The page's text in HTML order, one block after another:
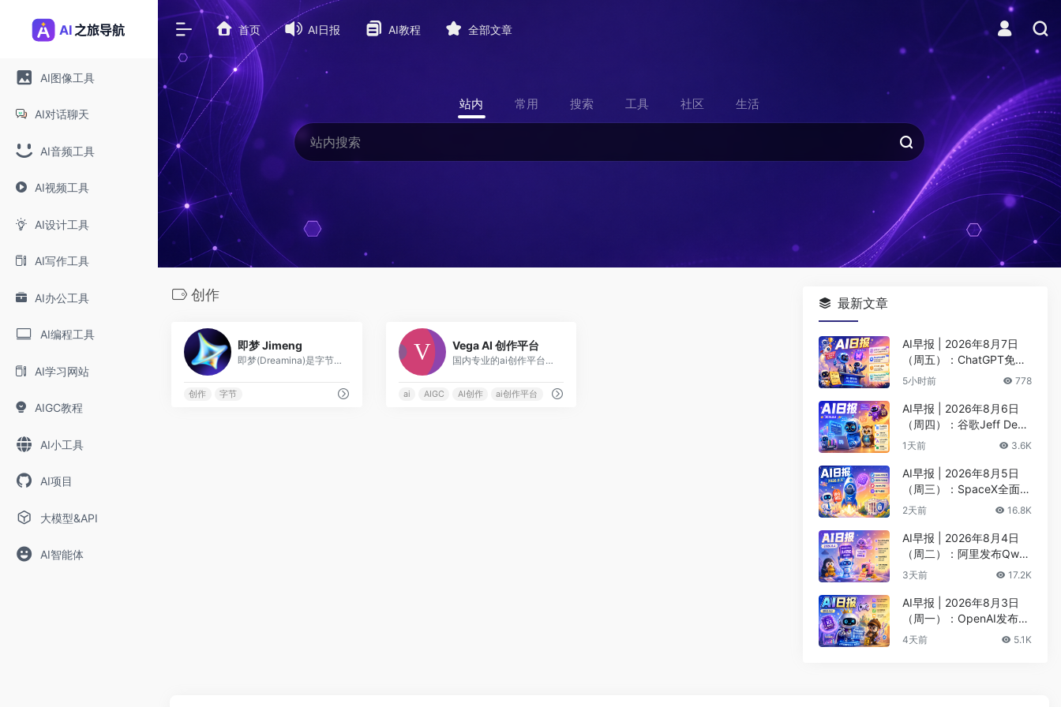
AI图像工具
AI对话聊天
AI音频工具
AI视频工具
AI设计工具
AI写作工具
AI办公工具
AI编程工具
AI学习网站
AIGC教程
AI小工具
AI项目
大模型&API
AI智能体
首页 AI日报 AI教程 全部文章
站内 常用 搜索 工具 社区 生活
创作
即梦 Jimeng
即梦(Dreamina)是字节跳动旗下、由剪映团队打造的 AI 创作平台,提供文生图、图生图、AI 视频、智能画布、对口型与运镜等丰富功能,在国产 AI 创作工
创作 字节
Vega AI 创作平台
国内专业的ai创作平台，支持文本生成图片，图片风格转换
ai AIGC AI创作 ai创作平台
最新文章
AI早报 | 2026年8月7日
（周五）：ChatGPT免费
版升级GPT-5.6 Luna无限
萨比斯卸任CEO
5小时前 778
AI早报 | 2026年8月6日
（周四）：谷歌Jeff Dean
创办AI科学公司、Meta发
1天前 3.6K
AI早报 | 2026年8月5日
（周三）：SpaceX全面押
注英伟达布局太空AI、四
2天前 16.8K
AI早报 | 2026年8月4日
（周二）：阿里发布Qwen
3.8-Max旗舰模型、MiniM
3天前 17.2K
AI早报 | 2026年8月3日
（周一）：OpenAI发布Pr
esence、DNA证据被曝可
4天前 5.1K